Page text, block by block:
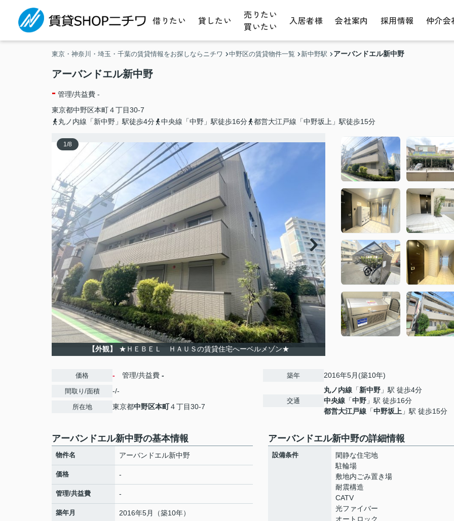
借りたい 貸したい
売りたい
買いたい
入居者様 会社案内 採用情報 仲介会
東京・神奈川・埼玉・千葉の賃貸情報をお探しならニチワ 中野区の賃貸物件一覧 新中野駅 アーバンドエル新中野
アーバンドエル新中野
- 管理/共益費 -
東京都中野区本町４丁目30-7
丸ノ内線「新中野」駅徒歩4分
中央線「中野」駅徒歩16分 都営大江戸線「中野坂上」駅徒歩15分
1/8
【外観】 ★ＨＥＢＥＬ ＨＡＵＳの賃貸住宅へーベルメゾン★
価格 - 管理/共益費 -
間取り/面積 -/-
所在地 東京都中野区本町４丁目30-7
築年 2016年5月(築10年)
交通
丸ノ内線 「新中野 」駅 徒歩4分
中央線 「中野 」駅 徒歩16分
都営大江戸線 「中野坂上 」駅 徒歩15分
アーバンドエル新中野の基本情報
物件名 アーバンドエル新中野
価格 -
管理/共益費 -
築年月 2016年5月（築10年）
アーバンドエル新中野の詳細情報
設備条件
閑静な住宅地
駐輪場
敷地内ごみ置き場
耐震構造
CATV
光ファイバー
オートロック